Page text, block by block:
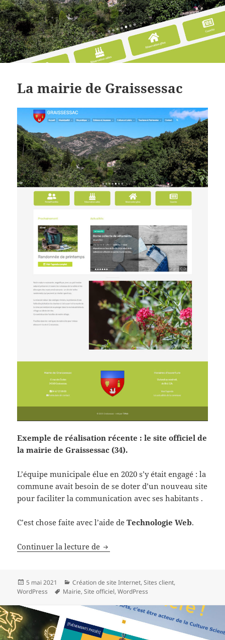
La mairie de Graissessac
Exemple de réalisation récente : le site officiel de
la mairie de Graissessac (34).
L’équipe municipale élue en 2020 s’y était engagé : la
commune avait besoin de se doter d’un nouveau site
pour faciliter la communication avec ses habitants .
C’est chose faite avec l’aide deTechnologie Web.
Continuer la lecture de La mairie de Graissessac
Publié
le
5 mai 2021 Catégories
Création de site Internet,Sites client,
WordPress
Mots-
Mairie,Site officiel,WordPress